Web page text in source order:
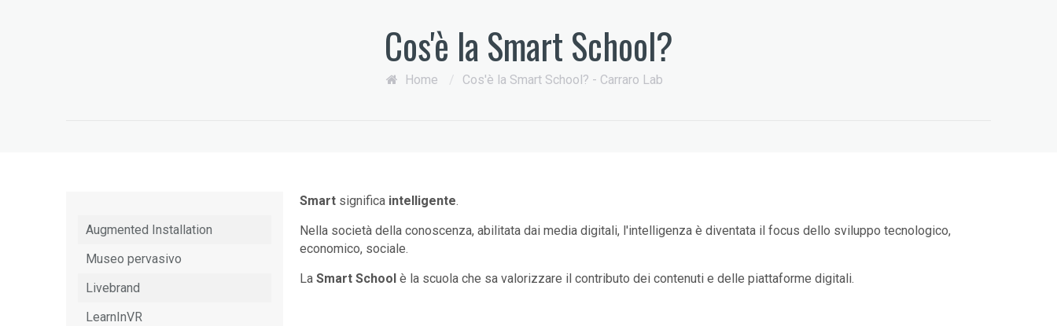
Cos'è la Smart School?
Home / Cos'è la Smart School? - Carraro Lab
Smart significa intelligente.
Nella società della conoscenza, abilitata dai media digitali, l'intelligenza è diventata il focus dello sviluppo tecnologico,
economico, sociale.
La Smart School è la scuola che sa valorizzare il contributo dei contenuti e delle piattaforme digitali.
Augmented Installation
Museo pervasivo
Livebrand
LearnInVR